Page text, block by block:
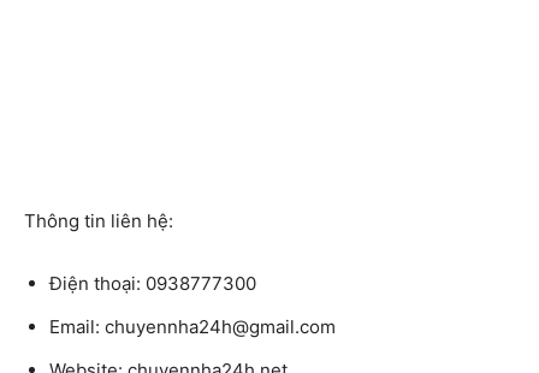
Thông tin liên hệ:
Điện thoại: 0938777300
Email: chuyennha24h@gmail.com